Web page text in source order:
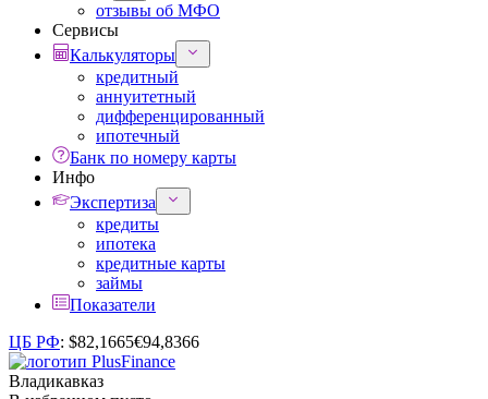
отзывы об МФО
Сервисы
Калькуляторы
кредитный
аннуитетный
дифференцированный
ипотечный
Банк по номеру карты
Инфо
Экспертиза
кредиты
ипотека
кредитные карты
займы
Показатели
ЦБ РФ: $82,1665€94,8366
Владикавказ